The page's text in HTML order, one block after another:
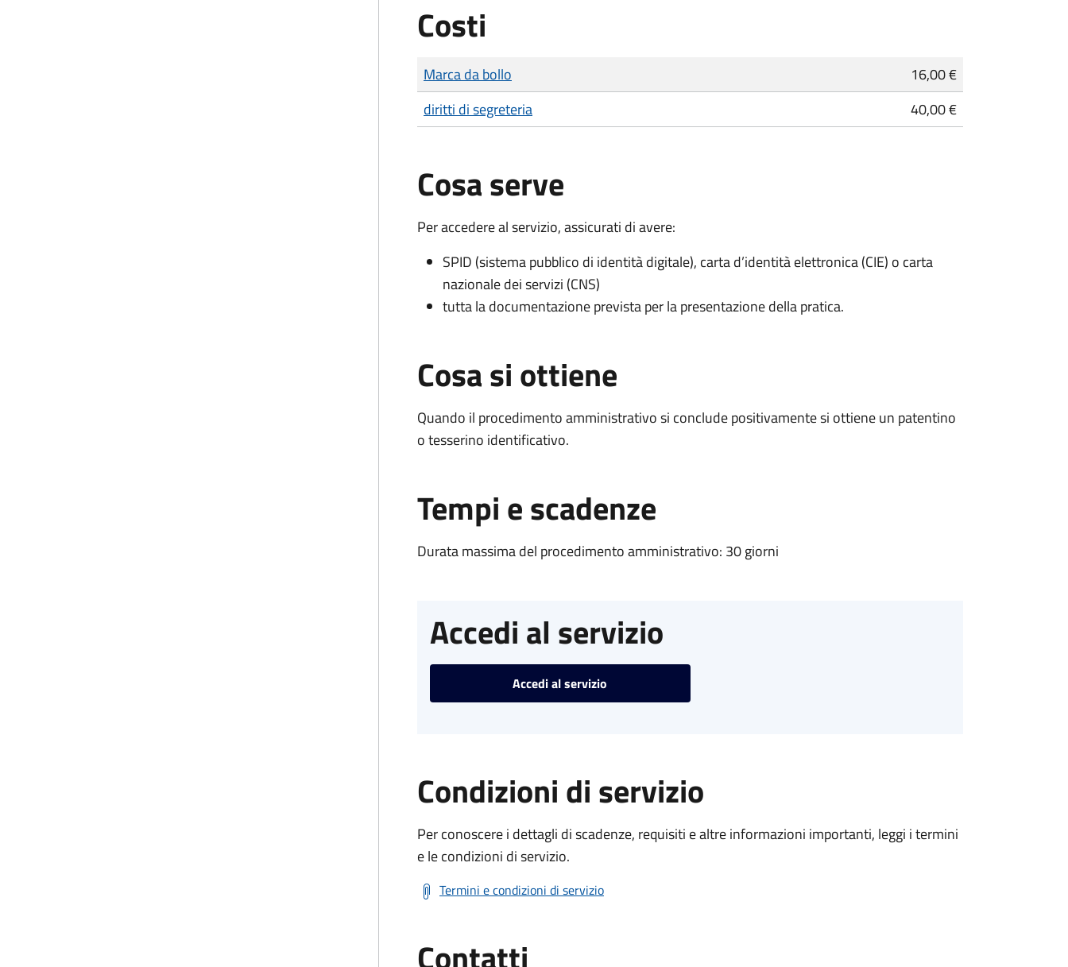
Costi
Tipo di pagamento
Importo
Marca da bollo
16,00 €
diritti di segreteria
40,00 €
Cosa serve
Per accedere al servizio, assicurati di avere:
SPID (sistema pubblico di identità digitale), carta d’identità elettronica (CIE) o carta
nazionale dei servizi (CNS)
tutta la documentazione prevista per la presentazione della pratica.
Cosa si ottiene
Quando il procedimento amministrativo si conclude positivamente si ottiene un patentino
o tesserino identificativo.
Tempi e scadenze
Durata massima del procedimento amministrativo: 30 giorni
Accedi al servizio
Accedi al servizio
Condizioni di servizio
Per conoscere i dettagli di scadenze, requisiti e altre informazioni importanti, leggi i termini
e le condizioni di servizio.
Termini e condizioni di servizio